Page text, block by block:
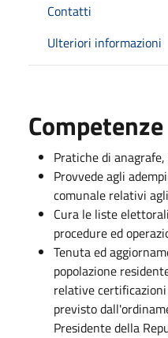
Contatti
Ulteriori informazioni
Competenze
Pratiche di
Provvede agli
comunale relativi
Cura le liste
procedure ed
Tenuta ed
popolazione
relative
previsto
Presidente della